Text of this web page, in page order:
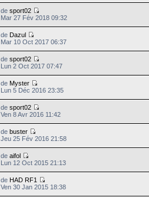
de sport02
Mar 27 Fév 2018 09:32
de Dazul
Mar 10 Oct 2017 06:37
de sport02
Lun 2 Oct 2017 07:47
de Myster
Lun 5 Déc 2016 23:35
de sport02
Ven 8 Avr 2016 11:42
de buster
Jeu 25 Fév 2016 21:58
de aifol
Lun 12 Oct 2015 21:13
de HAD RF1
Ven 30 Jan 2015 18:38